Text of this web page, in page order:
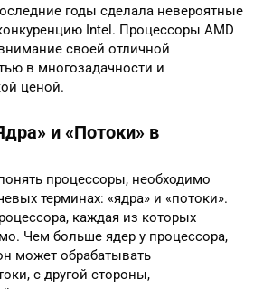
годы сделала невероятные
Intel. Процессоры AMD
своей отличной
в многозадачности и
ценой.
и «Потоки» в
процессоры, необходимо
терминах: «ядра» и «потоки».
каждая из которых
Чем больше ядер у процессора,
может обрабатывать
с другой стороны,